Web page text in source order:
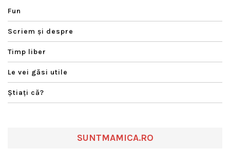
Fun
Scriem şi despre
Timp liber
Le vei găsi utile
Ştiaţi că?
SUNTMAMICA.RO